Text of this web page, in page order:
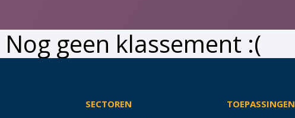
Nog geen klassement :(
SECTOREN TOEPASSINGEN